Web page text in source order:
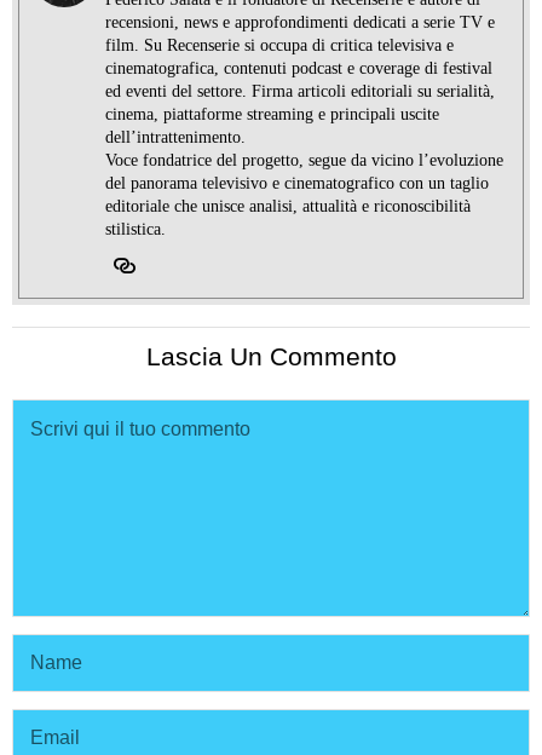
recensioni, news e approfondimenti dedicati a serie TV e
film. Su Recenserie si occupa di critica televisiva e
cinematografica, contenuti podcast e coverage di festival
ed eventi del settore. Firma articoli editoriali su serialità,
cinema, piattaforme streaming e principali uscite
dell’intrattenimento.
Voce fondatrice del progetto, segue da vicino l’evoluzione
del panorama televisivo e cinematografico con un taglio
editoriale che unisce analisi, attualità e riconoscibilità
stilistica.
Lascia Un Commento